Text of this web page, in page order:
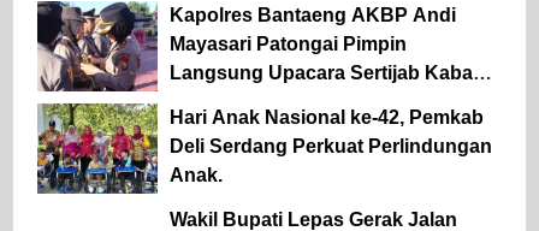
Kapolres Bantaeng AKBP Andi
Mayasari Patongai Pimpin
Langsung Upacara Sertijab Kabag
Hari Anak Nasional ke-42, Pemkab
Deli Serdang Perkuat Perlindungan
Anak.
Wakil Bupati Lepas Gerak Jalan